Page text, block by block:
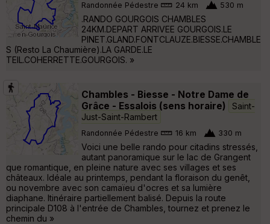
Randonnée Pédestre 24 km 530 m
.RANDO GOURGOIS CHAMBLES
24KM.DEPART ARRIVEE GOURGOIS.LE
PINET.GLAND.FONTCLAUZE.BIESSE.CHAMBLE
S (Resto La Chaumière).LA GARDE.LE
TEIL.COHERRETTE.GOURGOIS. »
Chambles - Biesse - Notre Dame de
Grâce - Essalois (sens horaire)
Saint-
Just-Saint-Rambert
Randonnée Pédestre 16 km 330 m
Voici une belle rando pour citadins stressés,
autant panoramique sur le lac de Grangent
que romantique, en pleine nature avec ses villages et ses
châteaux. Idéale au printemps, pendant la floraison du genêt,
ou novembre avec son camaïeu d'ocres et sa lumière
diaphane. Itinéraire partiellement balisé. Depuis la route
principale D108 à l'entrée de Chambles, tournez et prenez le
chemin du »